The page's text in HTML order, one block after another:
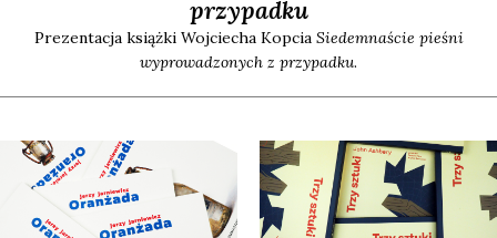
przypadku
Pre­zen­ta­cja książ­ki Woj­cie­cha Kop­cia Sie­dem­na­ście pie­śni
wypro­wa­dzo­nych z przy­pad­ku.